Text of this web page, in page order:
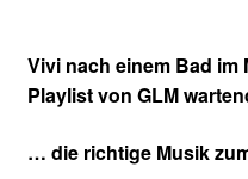
Vivi nach einem Bad im
Playlist von GLM
… die richtige Musik